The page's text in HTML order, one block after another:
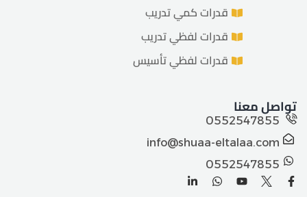
قدرات كمي تدريب
قدرات لفظي تدريب
قدرات لفظي تأسيس
تواصل معنا
0552547855
info@shuaa-eltalaa.com
0552547855